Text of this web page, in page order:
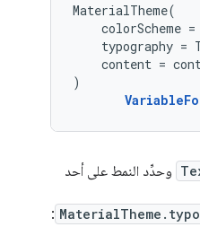
MaterialTheme(
colorScheme =
typography =
content =
)
وحدِّد النمط على أحد
: